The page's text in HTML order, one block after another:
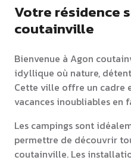
Votre résidence
coutainville
Bienvenue à Agon
idyllique où nature,
Cette ville offre un cadre
vacances inoubliables en
Les campings sont
permettre de découvrir
coutainville. Les